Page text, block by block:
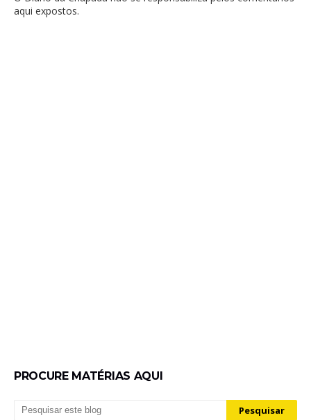
aqui expostos.
PROCURE MATÉRIAS AQUI